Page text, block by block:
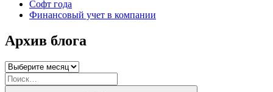
Софт года
Финансовый учет в компании
Архив блога
Архив
блога
Искать: